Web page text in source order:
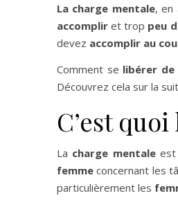
La charge mentale, en
accomplir et trop peu
devez accomplir au
Comment se libérer de
Découvrez cela sur la
C’est
La charge mentaleest
femme concernant les
particulièrement les